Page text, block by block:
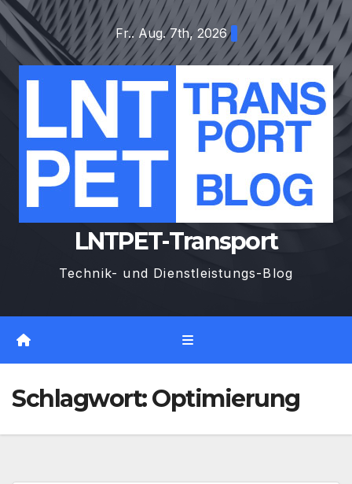
Zum
Inhalt
springen
Fr.. Aug. 7th, 2026
LNTPET-Transport
Technik- und Dienstleistungs-Blog
Schlagwort:Optimierung